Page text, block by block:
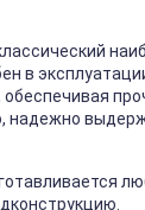
в
надежно